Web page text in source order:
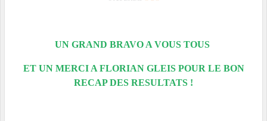
UN GRAND BRAVO A VOUS TOUS
ET UN MERCI A FLORIAN GLEIS POUR LE BON
RECAP DES RESULTATS !